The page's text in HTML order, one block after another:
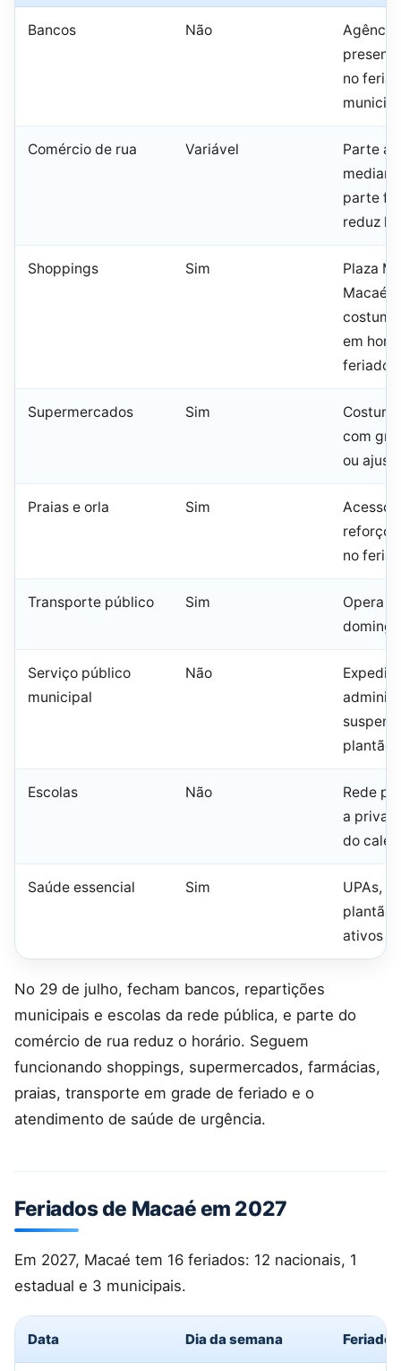
Bancos Não
no
Comércio de rua Variável
Parte
parte
reduz
Shoppings Sim
Plaza
Macaé
em
feriado
Supermercados Sim
com
ou
Praias e orla Sim
Acesso
reforço
no
Transporte público Sim
Opera
Serviço público
municipal
Não
plantão
Escolas Não
Rede
a
do
Saúde essencial Sim
UPAs,
plantão
ativos
No 29 de julho, fecham bancos, repartições
municipais e escolas da rede pública, e parte do
comércio de rua reduz o horário. Seguem
funcionando shoppings, supermercados, farmácias,
praias, transporte em grade de feriado e o
atendimento de saúde de urgência.
Feriados de Macaé em 2027
Em 2027, Macaé tem 16 feriados: 12 nacionais, 1
estadual e 3 municipais.
Data Dia da semana Feriado